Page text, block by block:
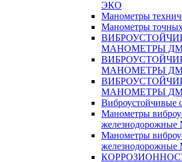
ЭКО
Манометры
Манометры
МАНОМЕТРЫ
МАНОМЕТРЫ
МАНОМЕТРЫ
Виброустойчивые
Манометры
Манометры